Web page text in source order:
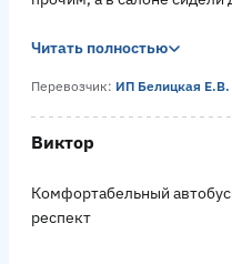
Читать полностью
Перевозчик: ИП Белицкая Е.В.
Виктор
Комфортабельный
респект